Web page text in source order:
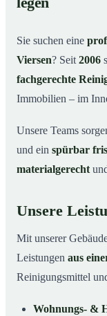
04So läuft die
Typische
Sie suchen eine
Viersen? Seit 2006
fachgerechte
Immobilien – im
Unsere Teams
und ein spürbar
materialgerecht
Unsere
Mit unserer
Leistungen aus
Reinigungsmittel
Wohnungs- &